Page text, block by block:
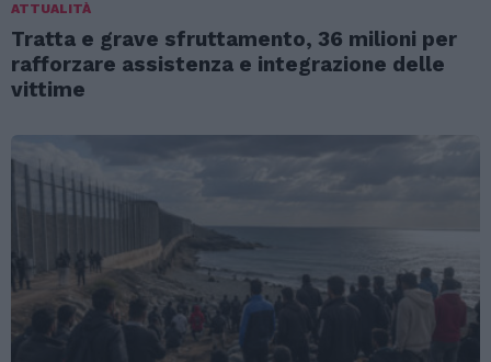
ATTUALITÀ
Tratta e grave sfruttamento, 36 milioni per
rafforzare assistenza e integrazione delle
vittime